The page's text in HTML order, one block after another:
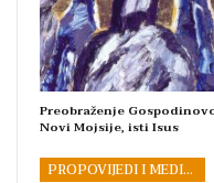
Preobraženje
Novi Mojsije, isti Isus
PROPOVIJEDI I MEDITACIJE